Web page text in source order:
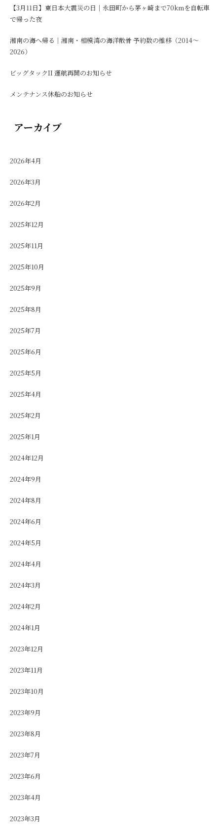
【3月11日】東日本大震災の日｜永田町から茅ヶ崎まで70kmを自転車
で帰った夜
湘南の海へ帰る｜湘南・相模湾の海洋散骨 予約数の推移（2014〜
2026）
ビッグタックII 運航再開のお知らせ
メンテナンス休船のお知らせ
アーカイブ
2026年4月
2026年3月
2026年2月
2025年12月
2025年11月
2025年10月
2025年9月
2025年8月
2025年7月
2025年6月
2025年5月
2025年4月
2025年2月
2025年1月
2024年12月
2024年9月
2024年8月
2024年6月
2024年5月
2024年4月
2024年3月
2024年2月
2024年1月
2023年12月
2023年11月
2023年10月
2023年9月
2023年8月
2023年7月
2023年6月
2023年4月
2023年3月